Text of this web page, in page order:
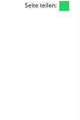
Seite teilen: